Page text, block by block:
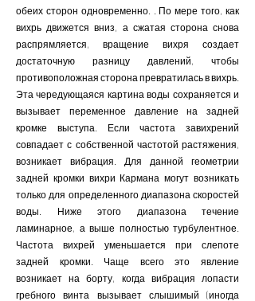
обеих сторон одновременно. . По мере того, как
вихрь движется вниз, а сжатая сторона снова
распрямляется, вращение вихря создает
достаточную разницу давлений, чтобы
противоположная сторона превратилась в вихрь.
Эта чередующаяся картина воды сохраняется и
вызывает переменное давление на задней
кромке выступа. Если частота завихрений
совпадает с собственной частотой растяжения,
возникает вибрация. Для данной геометрии
задней кромки вихри Кармана могут возникать
только для определенного диапазона скоростей
воды. Ниже этого диапазона течение
ламинарное, а выше полностью турбулентное.
Частота вихрей уменьшается при слепоте
задней кромки. Чаще всего это явление
возникает на борту, когда вибрация лопасти
гребного винта вызывает слышимый (иногда